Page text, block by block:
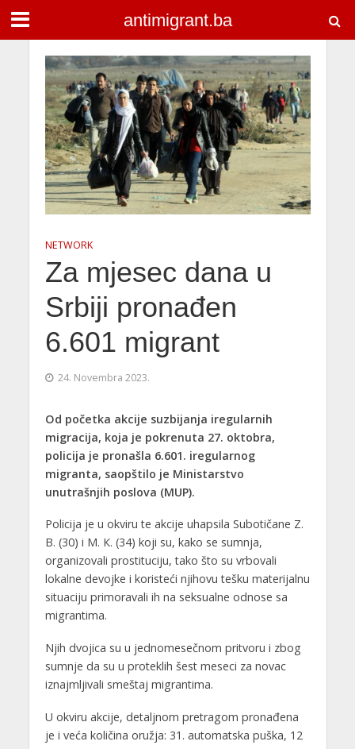
antimigrant.ba
NETWORK
Za mjesec dana u
Srbiji pronađen
6.601 migrant
24. Novembra 2023.
Od početka akcije suzbijanja iregularnih
migracija, koja je pokrenuta 27. oktobra,
policija je pronašla 6.601. iregularnog
migranta, saopštilo je Ministarstvo
unutrašnjih poslova (MUP).
Policija je u okviru te akcije uhapsila Subotičane Z.
B. (30) i M. К. (34) koji su, kako se sumnja,
organizovali prostituciju, tako što su vrbovali
lokalne devojke i koristeći njihovu tešku materijalnu
situaciju primoravali ih na seksualne odnose sa
migrantima.
Njih dvojica su u jednomesečnom pritvoru i zbog
sumnje da su u proteklih šest meseci za novac
iznajmljivali smeštaj migrantima.
U okviru akcije, detaljnom pretragom pronađena
je i veća količina oružja: 31. automatska puška, 12